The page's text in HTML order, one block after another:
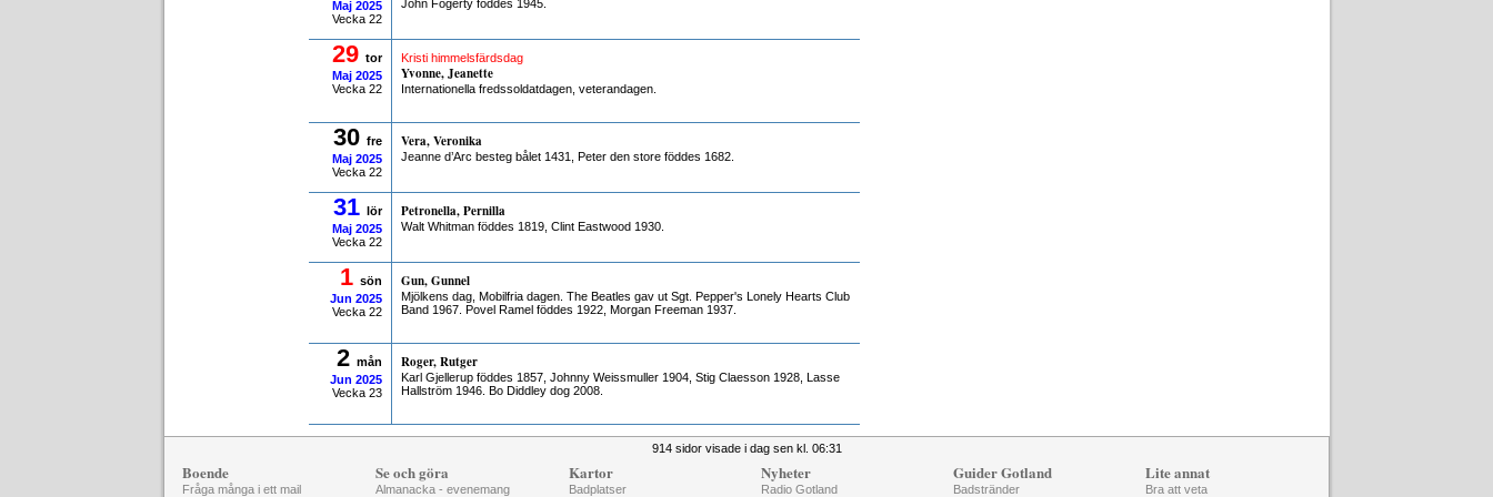
Maj 2025
Vecka 22
John Fogerty föddes 1945.
29 tor
Maj 2025
Vecka 22
Kristi himmelsfärdsdag
Yvonne, Jeanette
Internationella fredssoldatdagen, veterandagen.
30 fre
Maj 2025
Vecka 22
Vera, Veronika
Jeanne d’Arc besteg bålet 1431, Peter den store föddes 1682.
31 lör
Maj 2025
Vecka 22
Petronella, Pernilla
Walt Whitman föddes 1819, Clint Eastwood 1930.
1 sön
Jun 2025
Vecka 22
Gun, Gunnel
Mjölkens dag, Mobilfria dagen. The Beatles gav ut Sgt. Pepper's Lonely Hearts Club
Band 1967. Povel Ramel föddes 1922, Morgan Freeman 1937.
2 mån
Jun 2025
Vecka 23
Roger, Rutger
Karl Gjellerup föddes 1857, Johnny Weissmuller 1904, Stig Claesson 1928, Lasse
Hallström 1946. Bo Diddley dog 2008.
914 sidor visade i dag sen kl. 06:31
Boende
Fråga många i ett mail
Se och göra
Almanacka - evenemang
Kartor
Badplatser
Nyheter
Radio Gotland
Guider Gotland
Badstränder
Lite annat
Bra att veta